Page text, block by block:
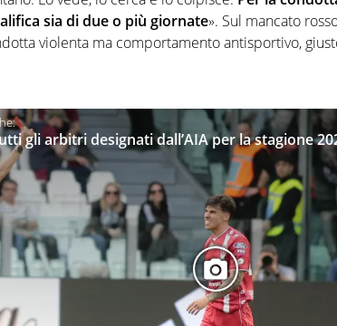
sia di due o più giornate». Sul mancato
violenta ma comportamento antisportivo,
gli arbitri designati dall’AIA per la stagione